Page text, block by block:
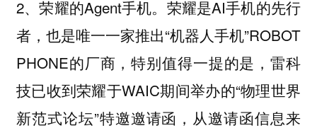
2、荣耀的Agent手机。荣耀是AI手机的先行
者，也是唯一一家推出“机器人手机”ROBOT
PHONE的厂商，特别值得一提的是，雷科
技已收到荣耀于WAIC期间举办的“物理世界
新范式论坛”特邀邀请函，从邀请函信息来